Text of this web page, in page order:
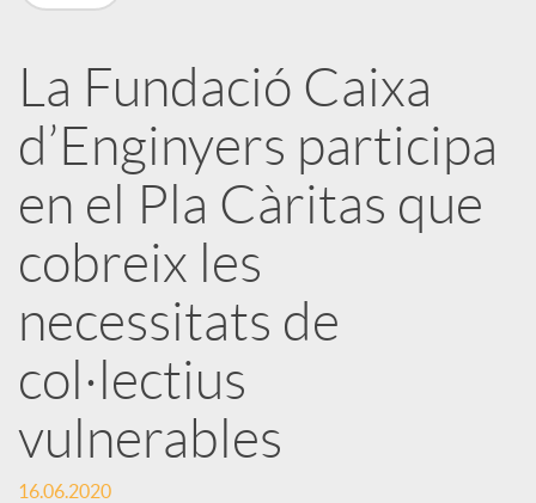
a
r
x
e
s
S
La Fundació Caixa
d’Enginyers participa
en el Pla Càritas que
cobreix les
necessitats de
col·lectius
vulnerables
16.06.2020